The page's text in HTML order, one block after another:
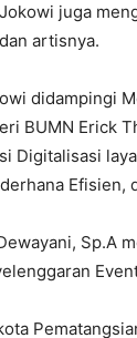
juga
artisnya.
didampingi
BUMN Erick
Digitalisasi
Efisien,
Sp.A